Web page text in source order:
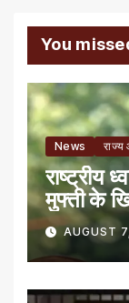
You
News
राष्ट्रीय
मुफ्ती के
AUGUST